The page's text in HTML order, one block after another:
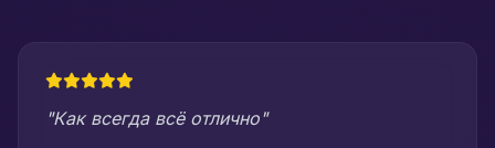
"Как всегда всё отлично"